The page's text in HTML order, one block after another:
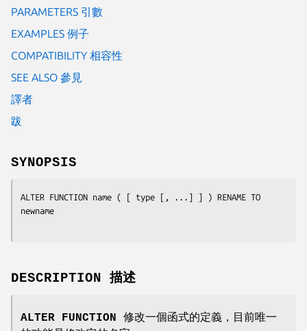
PARAMETERS 引數
EXAMPLES 例子
COMPATIBILITY 相容性
SEE ALSO 參見
譯者
跋
SYNOPSIS
ALTER FUNCTION name ( [ type
newname
DESCRIPTION 描述
ALTER FUNCTION
修改一個函式的定義，目前唯一